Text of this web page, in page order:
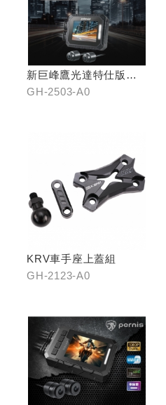
新巨峰鷹光達特仕版行
車紀錄器
GH-2503-A0
KRV車手座上蓋組
GH-2123-A0